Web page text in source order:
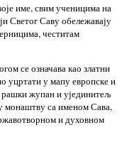
име, свим ученицима на
Светог Саву обележавају
честитам
се означава као златни
уцртати у мапу европске и
рашки жупан и ујединитељ
монаштву са именом Сава,
и духовном